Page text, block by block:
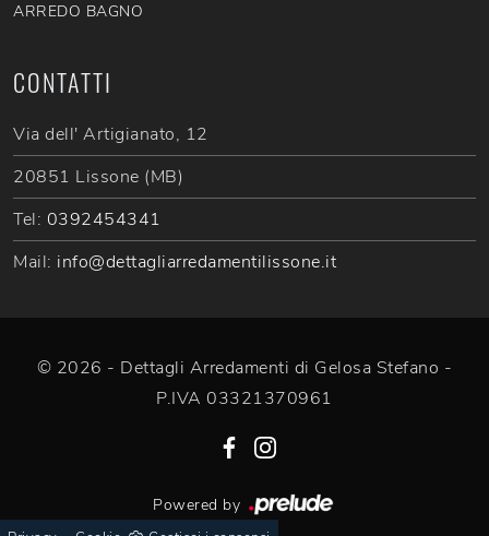
ARREDO BAGNO
CONTATTI
Via dell' Artigianato, 12
20851 Lissone (MB)
Tel: 0392454341
Mail: info@dettagliarredamentilissone.it
© 2026 - Dettagli Arredamenti di Gelosa Stefano -
P.IVA 03321370961
Powered by